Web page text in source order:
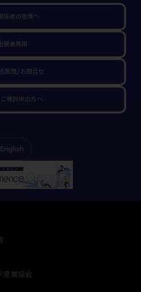
係者の皆様へ
展者専用
質問/お問合せ
検討中の方へ
English
産業協会